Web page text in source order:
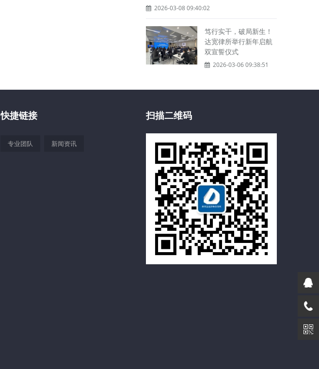
2026-03-08 09:40:02
笃行实干，破局新生！
达宽律所举行新年启航
双宣誓仪式
2026-03-06 09:38:51
快捷链接
专业团队 新闻资讯
扫描二维码